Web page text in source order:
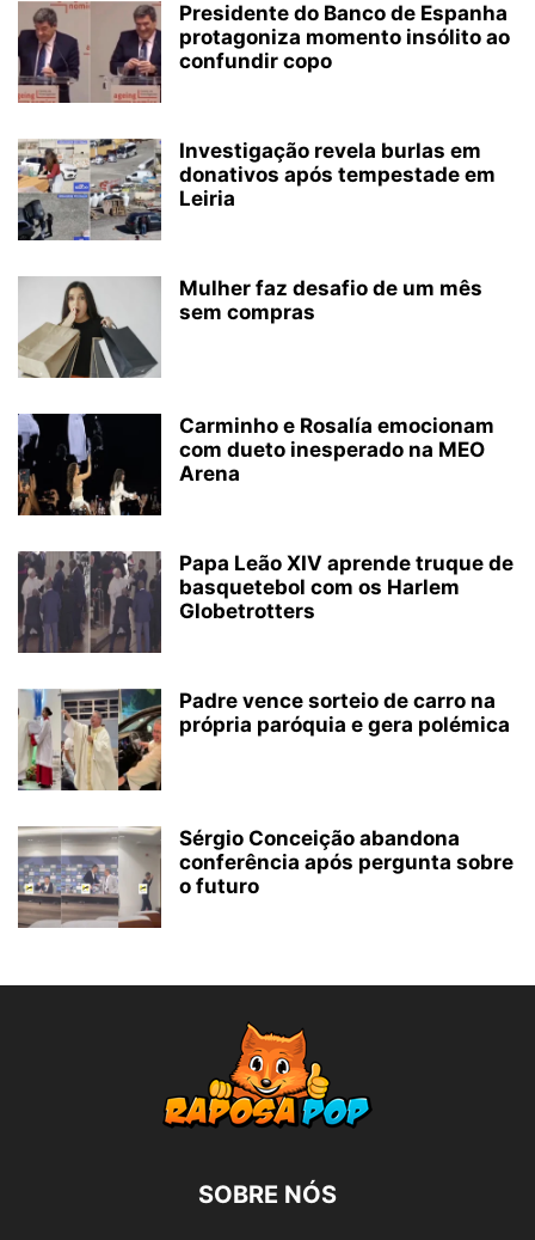
Presidente do Banco de Espanha
protagoniza momento insólito ao
confundir copo
Investigação revela burlas em
donativos após tempestade em
Leiria
Mulher faz desafio de um mês
sem compras
Carminho e Rosalía emocionam
com dueto inesperado na MEO
Arena
Papa Leão XIV aprende truque de
basquetebol com os Harlem
Globetrotters
Padre vence sorteio de carro na
própria paróquia e gera polémica
Sérgio Conceição abandona
conferência após pergunta sobre
o futuro
SOBRE NÓS